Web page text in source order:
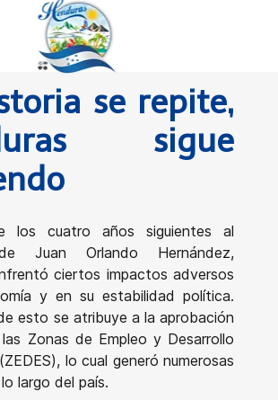
se repite,
sigue
los cuatro años siguientes al
Juan Orlando Hernández,
ciertos impactos adversos
y en su estabilidad política.
esto se atribuye a la aprobación
Zonas de Empleo y Desarrollo
lo cual generó numerosas
largo del país.